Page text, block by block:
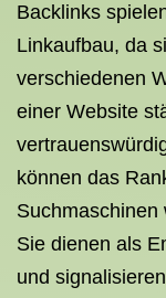
Backlinks
Linkaufbau, da
verschiedenen
einer Website
können das
Suchmaschinen
Sie dienen als
und